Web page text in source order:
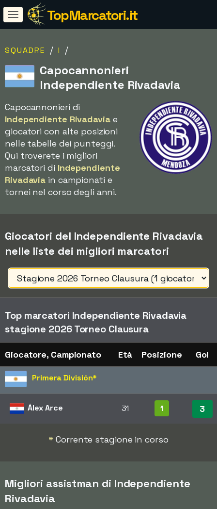
TopMarcatori.it
SQUADRE / I /
Capocannonieri
Independiente Rivadavia
Capocannonieri di
Independiente Rivadaviae
giocatori con alte posizioni
nelle tabelle dei punteggi.
Qui troverete i migliori
marcatori di Independiente
Rivadavia in campionati e
tornei nel corso degli anni.
Giocatori del Independiente Rivadavia
nelle liste dei migliori marcatori
Top marcatori Independiente Rivadavia
stagione 2026 Torneo Clausura
Giocatore, Campionato Età Posizione Gol
Primera División*
Álex Arce 31 1 3
* Corrente stagione in corso
Migliori assistman di Independiente
Rivadavia